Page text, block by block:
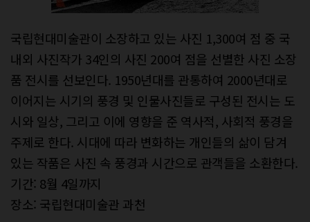
국립현대미술관이 소장하고 있는 사진 1,300여 점 중 국
내외 사진작가 34인의 사진 200여 점을 선별한 사진 소장
품 전시를 선보인다. 1950년대를 관통하여 2000년대로
이어지는 시기의 풍경 및 인물사진들로 구성된 전시는 도
시와 일상, 그리고 이에 영향을 준 역사적, 사회적 풍경을
주제로 한다. 시대에 따라 변화하는 개인들의 삶이 담겨
있는 작품은 사진 속 풍경과 시간으로 관객들을 소환한다.
기간: 8월 4일까지
장소: 국립현대미술관 과천